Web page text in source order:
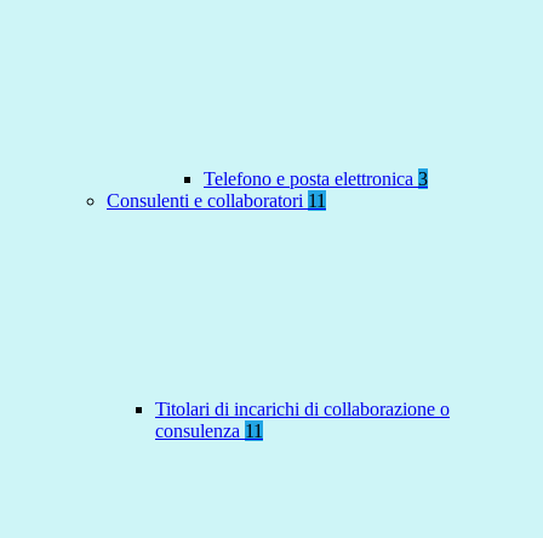
Telefono e posta elettronica 3
Consulenti e collaboratori 11
Titolari di incarichi di collaborazione o
consulenza 11